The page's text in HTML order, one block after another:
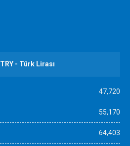
TRY - Türk Lirası
47,720
55,170
64,403